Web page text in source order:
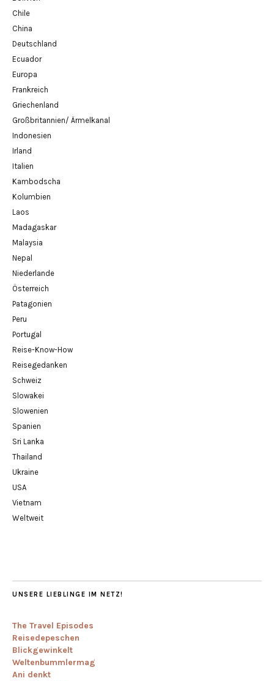
Chile
China
Deutschland
Ecuador
Europa
Frankreich
Griechenland
Großbritannien/ Ärmelkanal
Indonesien
Irland
Italien
Kambodscha
Kolumbien
Laos
Madagaskar
Malaysia
Nepal
Niederlande
Österreich
Patagonien
Peru
Portugal
Reise-Know-How
Reisegedanken
Schweiz
Slowakei
Slowenien
Spanien
Sri Lanka
Thailand
Ukraine
USA
Vietnam
Weltweit
UNSERE LIEBLINGE IM NETZ!
The Travel Episodes
Reisedepeschen
Blickgewinkelt
Weltenbummlermag
Ani denkt